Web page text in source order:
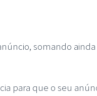
somando ainda
para que o seu